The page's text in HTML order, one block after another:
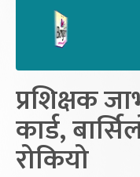
प्रशिक्षक
कार्ड,
रोकियो